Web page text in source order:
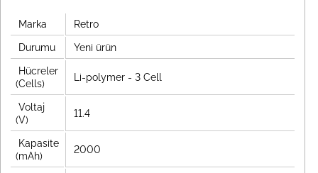
Marka Retro
Durumu Yeni ürün
Hücreler
(Cells)
Li-polymer - 3 Cell
Voltaj
(V)
11.4
Kapasite
(mAh)
2000